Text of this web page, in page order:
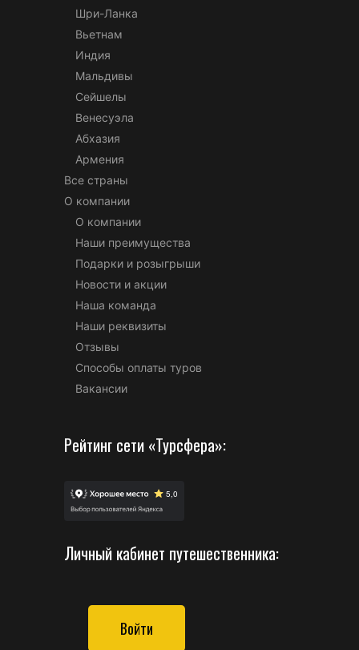
Шри-Ланка
Вьетнам
Индия
Мальдивы
Сейшелы
Венесуэла
Абхазия
Армения
Все страны
О компании
О компании
Наши преимущества
Подарки и розыгрыши
Новости и акции
Наша команда
Наши реквизиты
Отзывы
Способы оплаты туров
Вакансии
Рейтинг сети «Турсфера»:
Личный кабинет путешественника:
Войти